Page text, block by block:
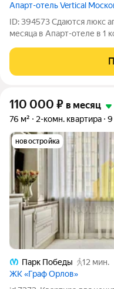
Апарт-отель Vertical
ID: 394573 Сдаются люкс
месяца в Апарт-отеле в 1
добраться за 20 минут на
Петербурга и увидеть
110 000 ₽ в месяц
76 м² 2-комн. квартира 9
новостройка
Парк Победы
12 мин.
ЖК «Граф Орлов»